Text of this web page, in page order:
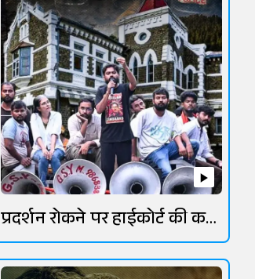
प्रदर्शन रोकने पर हाईकोर्ट की कड़ी
फटकार